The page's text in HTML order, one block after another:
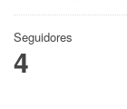
Seguidores
4